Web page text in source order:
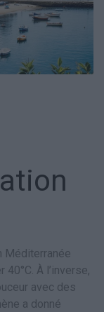
Méditerranée
À l’inverse,
avec des
a donné